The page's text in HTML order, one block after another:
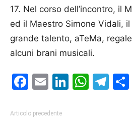
17. Nel corso dell’incontro, il
ed il Maestro Simone Vidali,
grande talento, aTeMa,
alcuni brani musicali.
Facebook
EmailLinkedIn
Articolo precedente